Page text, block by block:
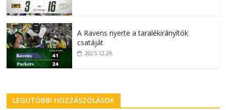
A Ravens nyerte a taralékirányítók
csatáját
2025.12.29.
LEGUTÓBBI HOZZÁSZÓLÁSOK